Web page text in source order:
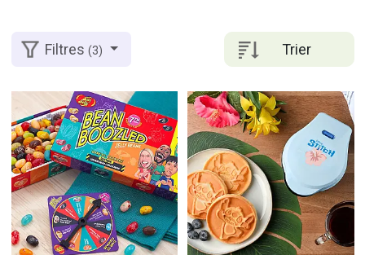
Trier
Filtres(3)